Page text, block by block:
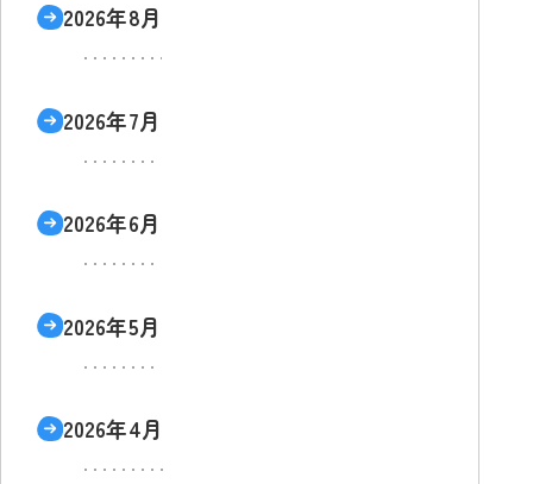
2026年8月
2026年7月
2026年6月
2026年5月
2026年4月